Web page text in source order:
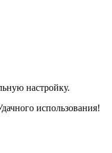
настройку.
использования!